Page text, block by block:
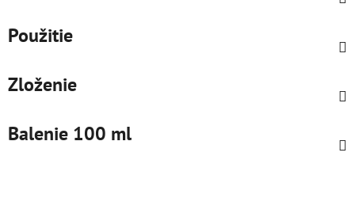
Použitie
Zloženie
Balenie 100 ml